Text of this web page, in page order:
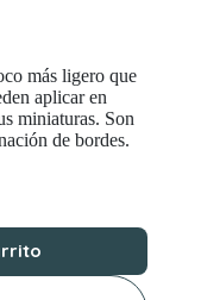
más ligero que
aplicar en
miniaturas. Son
de bordes.